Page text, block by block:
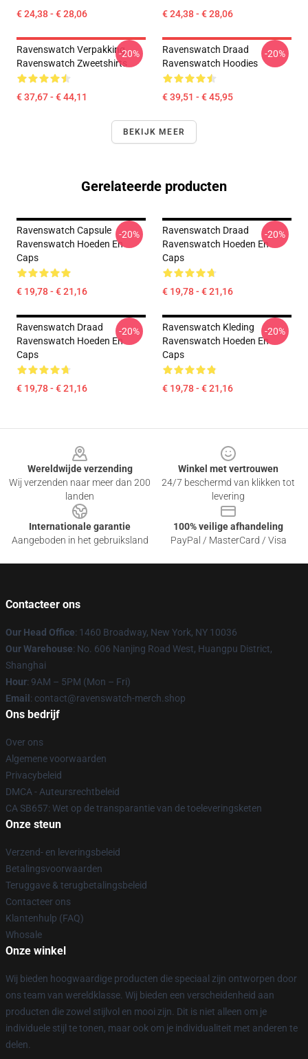
€ 24,38 - € 28,06 € 24,38 - € 28,06
Ravenswatch Verpakking
Ravenswatch Zweetshirts
€ 37,67 - € 44,11
-20%
Ravenswatch Draad
Ravenswatch Hoodies
€ 39,51 - € 45,95
-20%
BEKIJK MEER
Gerelateerde producten
Ravenswatch Capsule
Ravenswatch Hoeden En
Caps
€ 19,78 - € 21,16
-20%
Ravenswatch Draad
Ravenswatch Hoeden En
Caps
€ 19,78 - € 21,16
-20%
Ravenswatch Draad
Ravenswatch Hoeden En
Caps
€ 19,78 - € 21,16
-20%
Ravenswatch Kleding
Ravenswatch Hoeden En
Caps
€ 19,78 - € 21,16
-20%
Wereldwijde verzending
Wij verzenden naar meer dan 200
landen
Winkel met vertrouwen
24/7 beschermd van klikken tot
levering
Internationale garantie
Aangeboden in het gebruiksland
100% veilige afhandeling
PayPal / MasterCard / Visa
Contacteer ons
Our Head Office: 1460 Broadway, New York, NY 10036
Our Warehouse: No. 606 Nanjing Road West, Huangpu District,
Shanghai
Hour: 9AM – 5PM (Mon – Fri)
Email : contact@ravenswatch-merch.shop
Ons bedrijf
Over ons
Algemene voorwaarden
Privacybeleid
DMCA - Auteursrechtbeleid
CA SB657: Wet op de transparantie van de toeleveringsketen
Onze steun
Verzend- en leveringsbeleid
Betalingsvoorwaarden
Teruggave & terugbetalingsbeleid
Contacteer ons
Klantenhulp (FAQ)
Whosale
Onze winkel
Wij bieden hoogwaardige producten die speciaal zijn ontworpen door
ons team van wereldklasse. Wij bieden een verscheidenheid aan
producten die zowel stijlvol en mooi zijn. Dit is niet alleen om je
individuele stijl te tonen, maar ook om je individualiteit met anderen te
delen.